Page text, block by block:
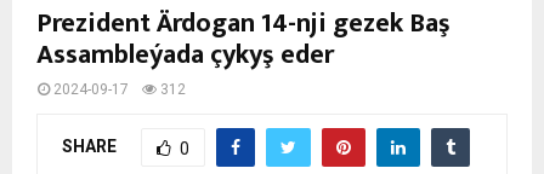
Prezident Ärdogan 14-nji gezek Baş
Assambleýada çykyş eder
2024-09-17 312
SHARE 0